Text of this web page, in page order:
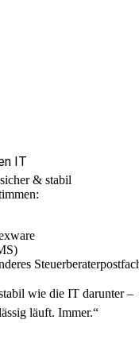
IT
& stabil
wie die IT darunter –
läuft. Immer.“